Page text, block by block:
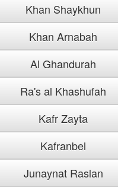
Khan Shaykhun
Khan Arnabah
Al Ghandurah
Ra's al Khashufah
Kafr Zayta
Kafranbel
Junaynat Raslan